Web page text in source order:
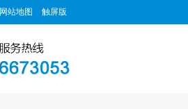
网站地图 触屏版